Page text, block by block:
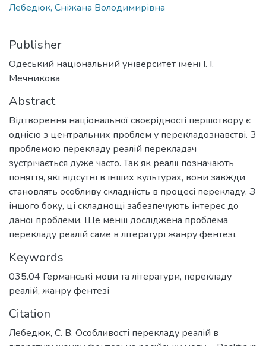
Лебедюк, Сніжана Володимирівна
Publisher
Одеський національний університет імені І. І.
Мечникова
Abstract
Відтворення національної своєрідності першотвору є
однією з центральних проблем у перекладознавстві. З
проблемою перекладу реалій перекладач
зустрічається дуже часто. Так як реалії позначають
поняття, які відсутні в інших культурах, вони завжди
становлять особливу складність в процесі перекладу. З
іншого боку, ці складнощі забезпечують інтерес до
даної проблеми. Ще менш досліджена проблема
перекладу реалій саме в літературі жанру фентезі.
Keywords
035.04 Германські мови та літератури, перекладу
реалій, жанру фентезі
Citation
Лебедюк, С. В. Особливості перекладу реалій в